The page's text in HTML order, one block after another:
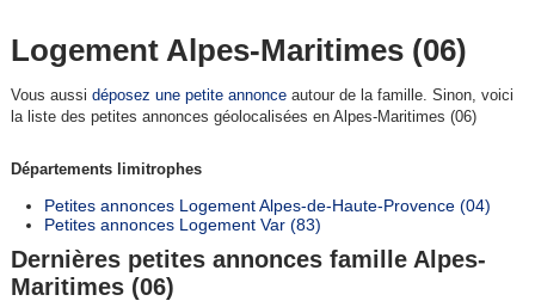
Logement Alpes-Maritimes (06)
Vous aussi déposez une petite annonceautour de la famille. Sinon, voici
la liste des petites annonces géolocalisées en Alpes-Maritimes (06)
Départements limitrophes
Petites annonces Logement Alpes-de-Haute-Provence (04)
Petites annonces Logement Var (83)
Dernières petites annonces famille Alpes-
Maritimes (06)